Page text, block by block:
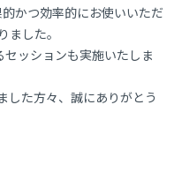
かつ効率的にお使いいただ
した。
ッションも実施いたしま
した方々、誠にありがとう